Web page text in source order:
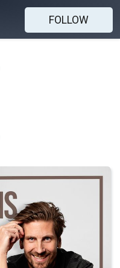
FOLLOW